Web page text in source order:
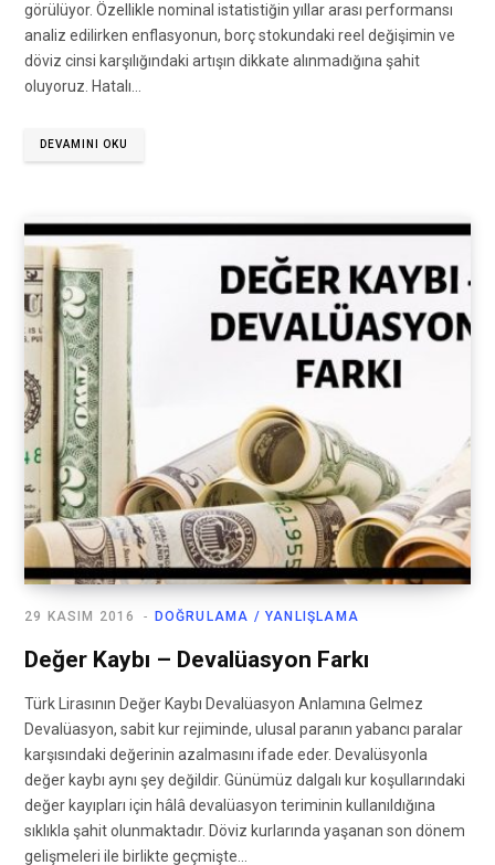
görülüyor. Özellikle nominal istatistiğin yıllar arası performansı
analiz edilirken enflasyonun, borç stokundaki reel değişimin ve
döviz cinsi karşılığındaki artışın dikkate alınmadığına şahit
oluyoruz. Hatalı…
DEVAMINI OKU
DOĞRULAMA / YANLIŞLAMA
29 KASIM 2016
Değer Kaybı – Devalüasyon Farkı
Türk Lirasının Değer Kaybı Devalüasyon Anlamına Gelmez
Devalüasyon, sabit kur rejiminde, ulusal paranın yabancı paralar
karşısındaki değerinin azalmasını ifade eder. Devalüsyonla
değer kaybı aynı şey değildir. Günümüz dalgalı kur koşullarındaki
değer kayıpları için hâlâ devalüasyon teriminin kullanıldığına
sıklıkla şahit olunmaktadır. Döviz kurlarında yaşanan son dönem
gelişmeleri ile birlikte geçmişte…